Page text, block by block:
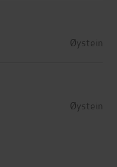
Øystein
Øystein